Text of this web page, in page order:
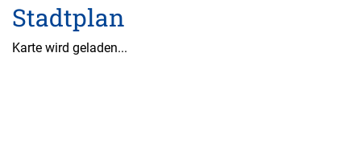
Stadtplan
Karte wird geladen...